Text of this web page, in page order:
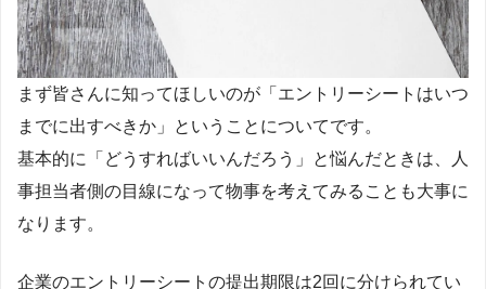
まず皆さんに知ってほしいのが「エントリーシートはいつ
までに出すべきか」ということについてです。
基本的に「どうすればいいんだろう」と悩んだときは、人
事担当者側の目線になって物事を考えてみることも大事に
なります。
企業のエントリーシートの提出期限は2回に分けられてい